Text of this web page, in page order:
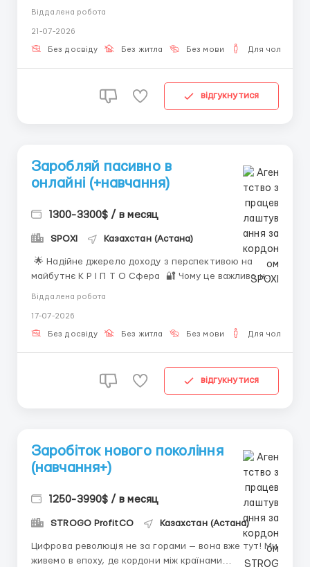
сьогодні доступний кожному. Сучасні технології та
зберігаючи свободу і гнучкість. 💡 Що потрібно
Інтернет та пристрій. &...
Віддалена робота
21-07-2026
Без досвіду Без житла Без мови Для чоловіків
відгукнутися
Заробляй пасивно в
онлайні (+навчання)
1300-3300$ / в месяц
SPOXI Казахстан (Астана)
🌟 Надійне джерело доходу з перспективою на
майбутнє К Р І П Т О Сферa 🔐 Чому це важливо не
як зберегти стабільність на роки вперед. Такі
онлайн-напрямки дозволяють створювати дже...
Віддалена робота
17-07-2026
Без досвіду Без житла Без мови Для чоловіків
відгукнутися
Заробіток нового покоління
(навчання+)
1250-3990$ / в месяц
STROGO ProfitCO Казахстан (Астана)
Цифрова революція не за горами — вона вже тут! Ми
живемо в епоху, де кордони між країнами